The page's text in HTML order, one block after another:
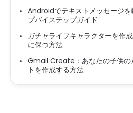
Androidでテキストメッセージ
プバイステップガイド
ガチャライフキャラクターを作
に保つ方法
Gmail Create：あなたの子供の
トを作成する方法